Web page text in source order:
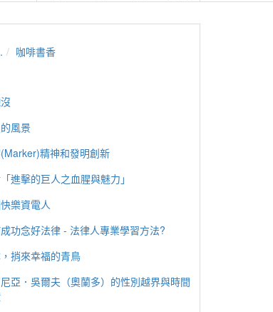
咖啡書香
風景
精神和發明創新
進擊的巨人之血腥與魅力」
樂資電人
功念好法律 - 法律人專業學習方法?
捎來幸福的青鳥
亞．吳爾夫（奧蘭多）的性別越界與時間